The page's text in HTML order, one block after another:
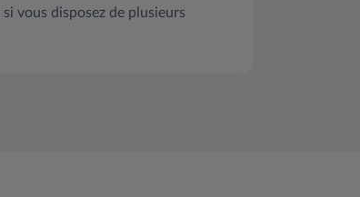
vous disposez de plusieurs